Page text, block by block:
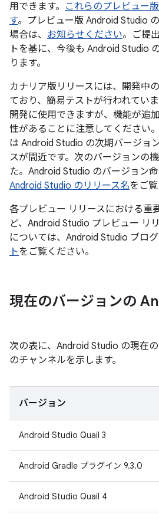
用できます。 これらのプレビュー
す。プレビュー版 Android Studio
場合は、 お知らせください。ご提
トを基に、今後も Android Studio
ります。
カナリア版リリースには、開発中
ており、簡易テストが行われてい
開発に使用できますが、機能が追
性があることに注意してください
は Android Studio の次期バージョ
スが間近です。次のバージョンの
た。Android Studio のバージョン命
Android Studio のリリース名をご覧
各プレビュー リリースにおける重
ど、Android Studio プレビュー リ
については、Android Studio ブロ
トをご覧ください。
現在のバージョンの
次の表に、Android Studio の現在
のチャンネルを示します。
バージョン
Android Studio Quail 3
Android Gradle プラグイン 9.3.0
Android Studio Quail 4